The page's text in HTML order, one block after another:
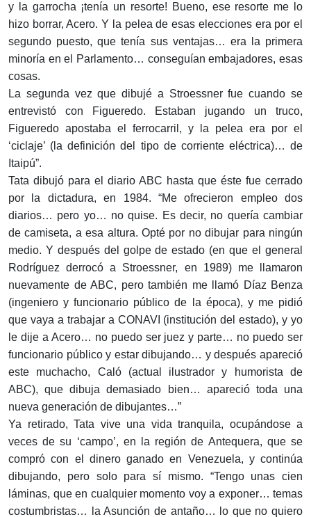
y la garrocha ¡tenía un resorte! Bueno, ese resorte me lo
hizo borrar, Acero. Y la pelea de esas elecciones era por el
segundo puesto, que tenía sus ventajas… era la primera
minoría en el Parlamento… conseguían embajadores, esas
cosas.
La segunda vez que dibujé a Stroessner fue cuando se
entrevistó con Figue­redo. Estaban jugando un truco,
Figueredo apostaba el ferrocarril, y la pelea era por el
‘ciclaje’ (la definición del tipo de corriente eléctrica)… de
Itaipú”.
Tata dibujó para el diario ABC hasta que éste fue cerrado
por la dictadura, en 1984. “Me ofrecieron empleo dos
diarios… pero yo… no quise. Es decir, no quería cambiar
de camiseta, a esa altura. Opté por no dibujar para ningún
medio. Y después del golpe de estado (en que el general
Rodríguez derrocó a Stroessner, en 1989) me llamaron
nuevamente de ABC, pero también me llamó Díaz Benza
(ingeniero y funcionario público de la época), y me pidió
que vaya a trabajar a CONAVI (institución del estado), y yo
le dije a Acero… no puedo ser juez y parte… no puedo ser
funcionario público y estar dibujan­do… y después apareció
este muchacho, Caló (actual ilustrador y humorista de
ABC), que dibuja demasiado bien… apareció toda una
nueva generación de dibujantes…”
Ya retirado, Tata vive una vida tranquila, ocupándose a
veces de su ‘campo’, en la región de Antequera, que se
compró con el dinero ganado en Venezuela, y continúa
dibujando, pero solo para sí mismo. “Tengo unas cien
láminas, que en cualquier momento voy a exponer… temas
costumbristas… la Asunción de antaño… lo que no quiero